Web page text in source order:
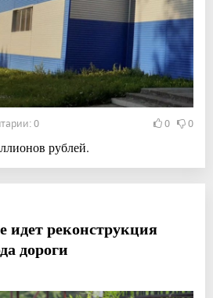
0 0 0
рублей.
идет реконструкция
дороги